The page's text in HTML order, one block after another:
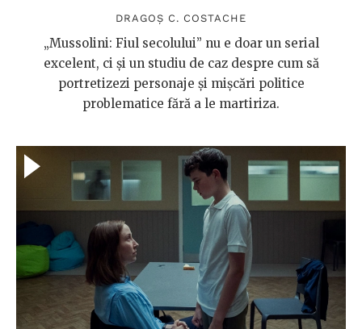
DRAGOȘ C. COSTACHE
„Mussolini: Fiul secolului” nu e doar un serial
excelent, ci și un studiu de caz despre cum să
portretizezi personaje și mișcări politice
problematice fără a le martiriza.